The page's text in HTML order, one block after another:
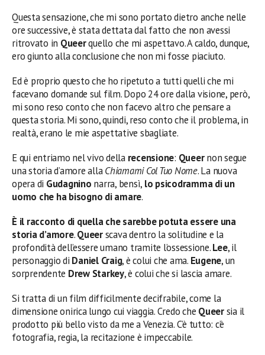
Questa sensazione, che mi sono portato dietro anche nelle
ore successive, è stata dettata dal fatto che non avessi
ritrovato in Queerquello che mi aspettavo. A caldo, dunque,
ero giunto alla conclusione che non mi fosse piaciuto.
Ed è proprio questo che ho ripetuto a tutti quelli che mi
facevano domande sul film. Dopo 24 ore dalla visione, però,
mi sono reso conto che non facevo altro che pensare a
questa storia. Mi sono, quindi, reso conto che il problema, in
realtà, erano le mie aspettative sbagliate.
E qui entriamo nel vivo della recensione: Queernon segue
una storia d’amore allaChiamami Col Tuo Nome. La nuova
opera di Gudagnino narra, bensì, lo psicodramma di un
uomo che ha bisogno di amare.
È il racconto di quella che sarebbe potuta essere una
storia d’amore.Queerscava dentro la solitudine e la
profondità dell’essere umano tramite l’ossessione.Lee, il
personaggio di Daniel Craig, è colui che ama. Eugene, un
sorprendente Drew Starkey, è colui che si lascia amare.
Si tratta di un film difficilmente decifrabile, come la
dimensione onirica lungo cui viaggia. Credo che Queersia il
prodotto più bello visto da me a Venezia. C’è tutto: c’è
fotografia, regia, la recitazione è impeccabile.